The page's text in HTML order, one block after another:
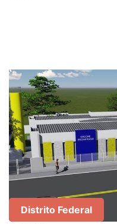
Distrito Federal